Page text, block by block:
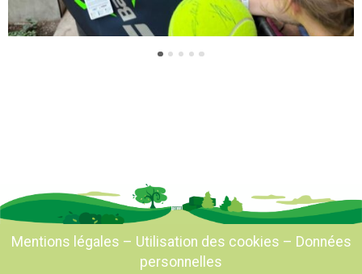
Mentions légales – Utilisation des cookies – Données
personnelles